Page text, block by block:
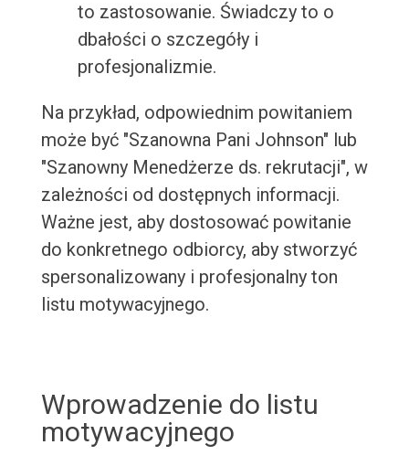
to zastosowanie. Świadczy to o
dbałości o szczegóły i
profesjonalizmie.
Na przykład, odpowiednim powitaniem
może być "Szanowna Pani Johnson" lub
"Szanowny Menedżerze ds. rekrutacji", w
zależności od dostępnych informacji.
Ważne jest, aby dostosować powitanie
do konkretnego odbiorcy, aby stworzyć
spersonalizowany i profesjonalny ton
listu motywacyjnego.
Wprowadzenie do listu
motywacyjnego